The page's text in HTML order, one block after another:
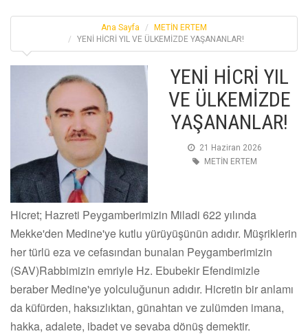
Ana Sayfa
METİN ERTEM
YENİ HİCRİ YIL VE ÜLKEMİZDE YAŞANANLAR!
YENİ HİCRİ YIL
VE ÜLKEMİZDE
YAŞANANLAR!
21 Haziran 2026
METİN ERTEM
Hicret; Hazreti Peygamberimizin Miladi 622 yılında
Mekke'den Medine'ye kutlu yürüyüşünün adıdır. Müşriklerin
her türlü eza ve cefasından bunalan Peygamberimizin
(SAV)Rabbimizin emriyle Hz. Ebubekir Efendimizle
beraber Medine'ye yolculuğunun adıdır. Hicretin bir anlamı
da küfürden, haksızlıktan, günahtan ve zulümden imana,
hakka, adalete, ibadet ve sevaba dönüş demektir.